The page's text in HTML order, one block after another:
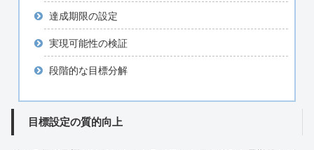
達成期限の設定
実現可能性の検証
段階的な目標分解
目標設定の質的向上